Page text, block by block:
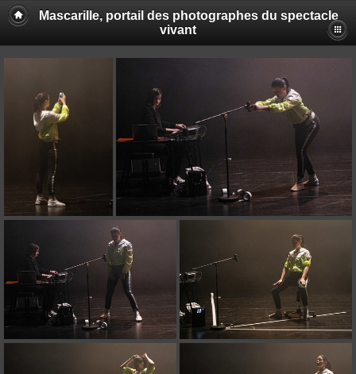
Mascarille, portail des photographes du spectacle
vivant